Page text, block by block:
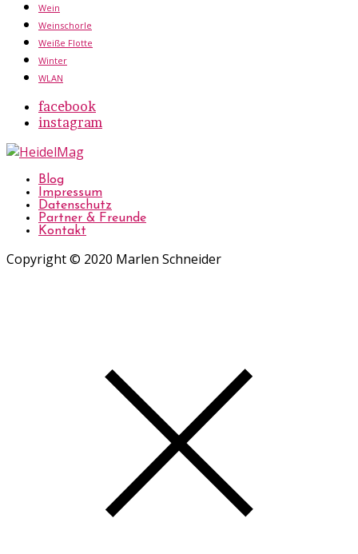
Wein
Weinschorle
Weiße Flotte
Winter
WLAN
facebook
instagram
Blog
Impressum
Datenschutz
Partner & Freunde
Kontakt
Copyright © 2020 Marlen Schneider